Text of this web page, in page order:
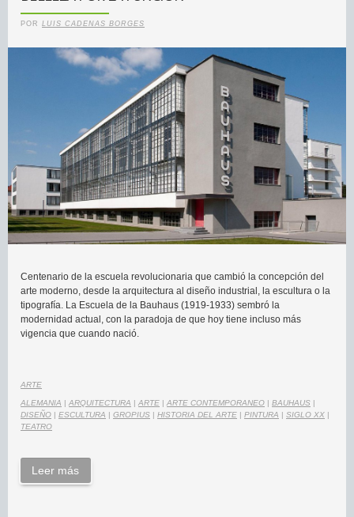
POR LUIS CADENAS BORGES
Centenario de la escuela revolucionaria que cambió la concepción del
arte moderno, desde la arquitectura al diseño industrial, la escultura o la
tipografía. La Escuela de la Bauhaus (1919-1933) sembró la
modernidad actual, con la paradoja de que hoy tiene incluso más
vigencia que cuando nació.
ARTE
ALEMANIA | ARQUITECTURA | ARTE | ARTE CONTEMPORANEO | BAUHAUS |
DISEÑO | ESCULTURA | GROPIUS | HISTORIA DEL ARTE | PINTURA | SIGLO XX |
TEATRO
Leer más